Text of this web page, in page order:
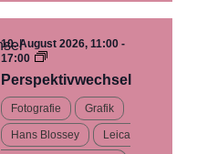
10. August 2026, 11:00 -
17:00
Perspektivwechsel…
Ausstellung
Perspektivwechsel
Fotografie Grafik
Hans Blossey Leica